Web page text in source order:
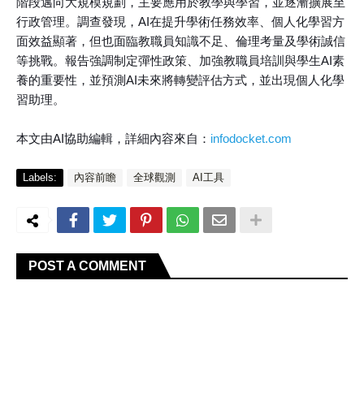
行政管理。調查發現，AI在提升學術任務效率、個人化學習方
面效益顯著，但也面臨教職員知識不足、倫理考量及學術誠信
等挑戰。報告強調制定彈性政策、加強教職員培訓與學生AI素
養的重要性，並預測AI未來將轉變評估方式，並出現個人化學
習助理。
本文由AI協助編輯，詳細內容來自： infodocket.com
Labels: 內容前瞻 全球觀測 AI工具
POST A COMMENT